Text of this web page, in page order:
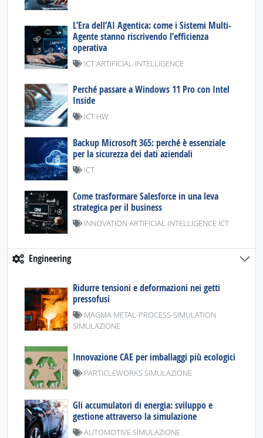
L’Era dell’AI Agentica: come i Sistemi Multi-
Agente stanno riscrivendo l’efficienza
operativa
ICT ARTIFICIAL-INTELLIGENCE
Perché passare a Windows 11 Pro con Intel
Inside
ICT HW
Backup Microsoft 365: perché è essenziale
per la sicurezza dei dati aziendali
ICT
Come trasformare Salesforce in una leva
strategica per il business
INNOVATION ARTIFICIAL-INTELLIGENCE ICT
Engineering
Ridurre tensioni e deformazioni nei getti
pressofusi
MAGMA METAL-PROCESS-SIMULATION
SIMULAZIONE
Innovazione CAE per imballaggi più ecologici
PARTICLEWORKS SIMULAZIONE
Gli accumulatori di energia: sviluppo e
gestione attraverso la simulazione
AUTOMOTIVE SIMULAZIONE